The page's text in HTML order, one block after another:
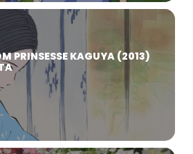
PRINSESSE KAGUYA (2013)